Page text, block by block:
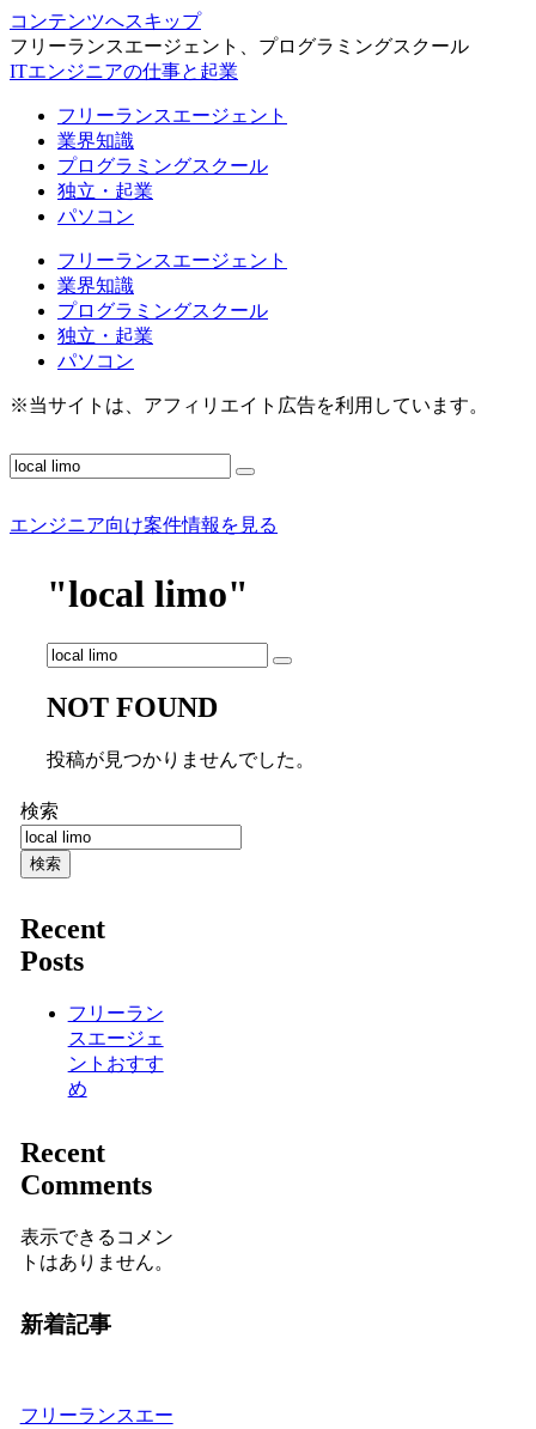
コンテンツへスキップ
フリーランスエージェント、プログラミングスクール
ITエンジニアの仕事と起業
フリーランスエージェント
業界知識
プログラミングスクール
独立・起業
パソコン
フリーランスエージェント
業界知識
プログラミングスクール
独立・起業
パソコン
※当サイトは、アフィリエイト広告を利用しています。
エンジニア向け案件情報を見る
"local limo"
NOT FOUND
投稿が見つかりませんでした。
検索
検索
Recent
Posts
フリーラン
スエージェ
ントおすす
め
Recent
Comments
表示できるコメン
トはありません。
新着記事
フリーランスエー